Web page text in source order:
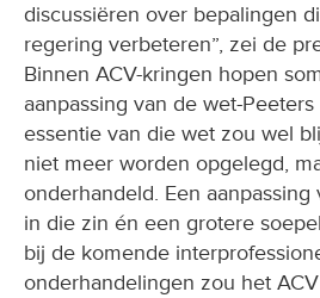
discussiëren over bepalingen
regering verbeteren”, zei de
Binnen ACV-kringen hopen
aanpassing van de wet-
essentie van die wet zou wel
niet meer worden opgelegd,
onderhandeld. Een
in die zin én een grotere
bij de komende
onderhandelingen zou het